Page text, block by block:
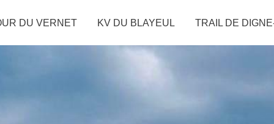
DU VERNET KV DU BLAYEUL TRAIL DE